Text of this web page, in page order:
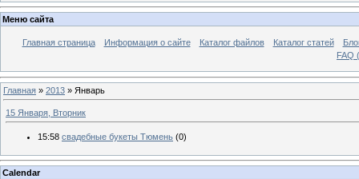
Меню сайта
Главная страница Информация о сайте Каталог файлов Каталог статей
FAQ
Главная » 2013 » Январь
15 Января, Вторник
15:58 свадебные букеты Тюмень (0)
Calendar